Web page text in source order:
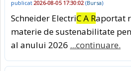
publicat 2026-08-05 17:30:02 (Bursa)
Schneider ElectriC A Raportat
materie de sustenabilitate
al anului 2026 ...continuare.